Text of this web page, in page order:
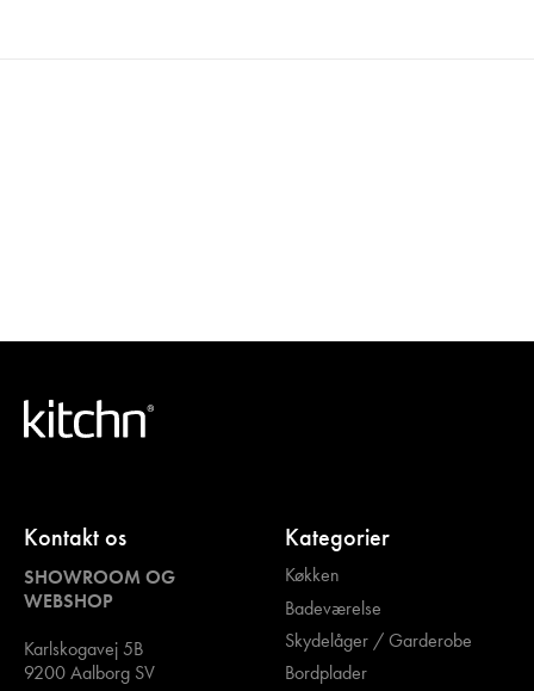
Kontakt os
SHOWROOM OG
WEBSHOP
Karlskogavej 5B
9200 Aalborg SV
Kategorier
Køkken
Badeværelse
Skydelåger / Garderobe
Bordplader